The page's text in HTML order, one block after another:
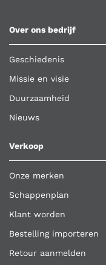
Over ons bedrijf
Geschiedenis
Missie en visie
Duurzaamheid
Nieuws
Verkoop
Onze merken
Schappenplan
Klant worden
Bestelling importeren
Retour aanmelden